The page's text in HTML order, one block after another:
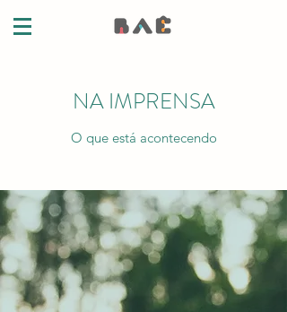
NA IMPRENSA
O que está acontecendo